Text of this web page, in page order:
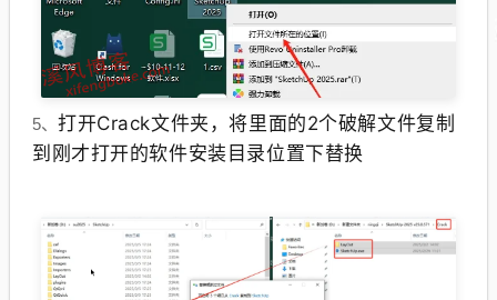
5、 打开Crack文件夹，将里面的2个破解文件复制
到刚才打开的软件安装目录位置下替换